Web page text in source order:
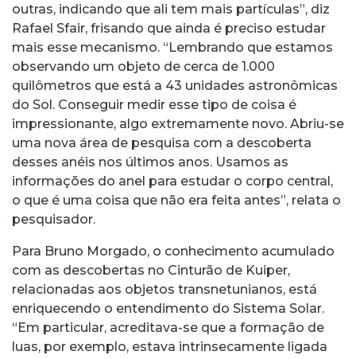
outras, indicando que ali tem mais partículas”, diz
Rafael Sfair, frisando que ainda é preciso estudar
mais esse mecanismo. “Lembrando que estamos
observando um objeto de cerca de 1.000
quilômetros que está a 43 unidades astronômicas
do Sol. Conseguir medir esse tipo de coisa é
impressionante, algo extremamente novo. Abriu-se
uma nova área de pesquisa com a descoberta
desses anéis nos últimos anos. Usamos as
informações do anel para estudar o corpo central,
o que é uma coisa que não era feita antes”, relata o
pesquisador.
Para Bruno Morgado, o conhecimento acumulado
com as descobertas no Cinturão de Kuiper,
relacionadas aos objetos transnetunianos, está
enriquecendo o entendimento do Sistema Solar.
“Em particular, acreditava-se que a formação de
luas, por exemplo, estava intrinsecamente ligada